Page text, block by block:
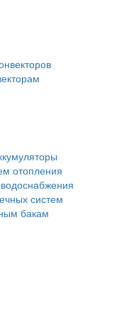
отопления
систем
бакам